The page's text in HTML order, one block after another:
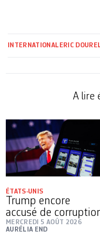
INTERNATIONAL ERIC
A lire
ÉTATS-UNIS
Trump encore
accusé de
MERCREDI 5 AOÛT 2026
AURÉLIA END